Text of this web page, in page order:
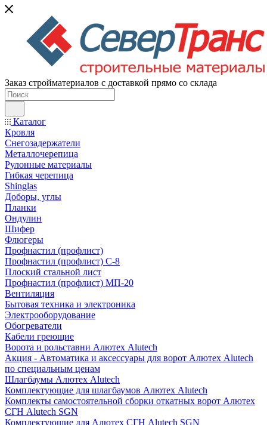
Заказ стройматериалов с доставкой прямо со склада
Каталог
Кровля
Снегозадержатели
Металлочерепица
Рулонные материалы
Гибкая черепица
Shinglas
Доборы, углы
Планки
Ондулин
Шифер
Флюгеры
Профнастил (профлист)
Профнастил (профлист) С-8
Плоский стальной лист
Профнастил (профлист) МП-20
Вентиляция
Бытовая техника и электроника
Электрооборудование
Обогреватели
Кабели греющие
Ворота и рольставни Алютех Alutech
Акция - Автоматика и аксессуары для ворот Алютех Alutech
по специальным ценам
Шлагбаумы Алютех Alutech
Комплектующие для шлагбаумов Алютех Alutech
Комплекты самостоятельной сборки откатных ворот Алютех
СГН Alutech SGN
Комплектующие для Алютех СГН Alutech SGN